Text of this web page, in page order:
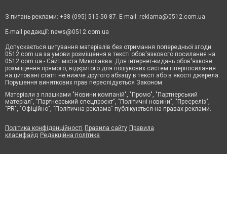
З питань реклами: +38 (095) 515-50-87. E-mail: reklama@0512.com.ua
E-mail редакції: news@0512.com.ua
Допускається цитування матеріалів без отримання попередньої згоди
0512.com.ua за умови розміщення в тексті обов'язкового посилання на
0512.com.ua - Сайт міста Миколаєва. Для інтернет-видань обов'язкове
розміщення прямого, відкритого для пошукових систем гіперпосилання
на цитовані статті не нижче другого абзацу в тексті або в якості джерела.
Порушення виняткових прав переслідується Законом.
Матеріали з плашками "Новини компаній", "Промо", "Партнерський
матеріал", "Партнерський спецпроєкт", "Політичні новини", "Пресреліз",
"PR", "Офіційно", "Політична реклама" публікуються на правах реклами.
Політика конфіденційності Правила сайту Правила
класифайд Редакційна політика